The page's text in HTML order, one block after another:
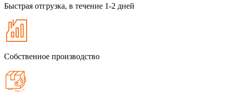
Быстрая отгрузка, в течение 1-2 дней
Собственное производство